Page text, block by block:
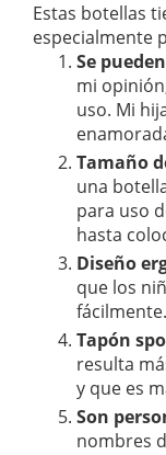
Estas botellas
especialmente
Se
mi
uso. Mi
Tamaño
una
para uso
hasta
Diseño
que los
fácilmente.
Tapón
resulta
y que es
Son
nombres